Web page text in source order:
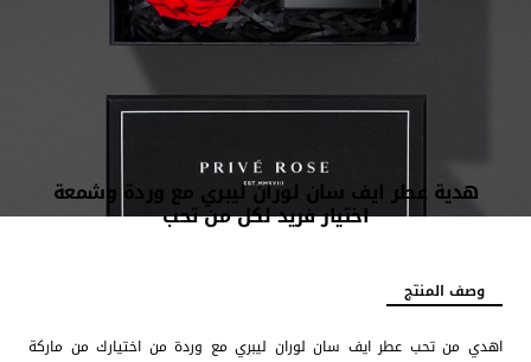
هدية عطر ايف سان لوران ليبري مع وردة وشمعة
اختيار فريد لكل من تحب
وصف المنتج
اهدي من تحب عطر ايف سان لوران ليبري مع وردة من اختيارك من ماركة